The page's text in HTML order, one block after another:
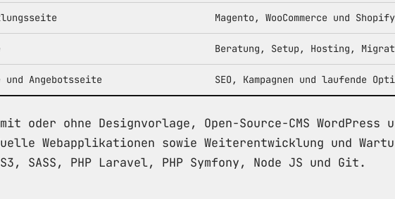
Magento, WooCommerce und Shopify
Beratung, Setup, Hosting,
Angebotsseite SEO, Kampagnen und laufende
oder ohne Designvorlage, Open-Source-CMS
Webapplikationen sowie Weiterentwicklung und
SASS, PHP Laravel, PHP Symfony, Node JS und Git.